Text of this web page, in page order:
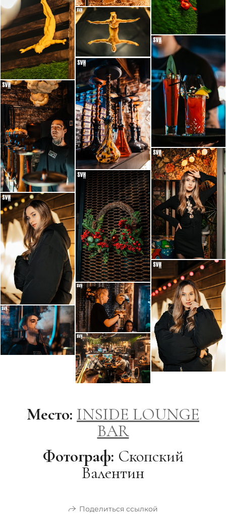
Место: INSIDE LOUNGE
BAR
Фотограф: Скопский
Валентин
Поделиться ссылкой